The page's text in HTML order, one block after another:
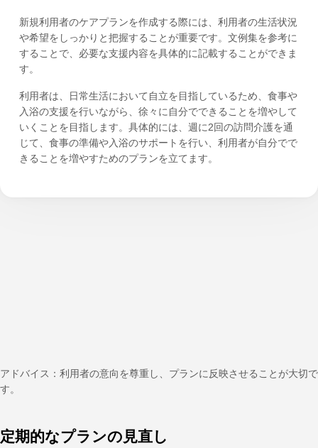
新規利用者のケアプランを作成する際には、利用者の生活状況
や希望をしっかりと把握することが重要です。文例集を参考に
することで、必要な支援内容を具体的に記載することができま
す。
利用者は、日常生活において自立を目指しているため、食事や
入浴の支援を行いながら、徐々に自分でできることを増やして
いくことを目指します。具体的には、週に2回の訪問介護を通
じて、食事の準備や入浴のサポートを行い、利用者が自分でで
きることを増やすためのプランを立てます。
アドバイス：利用者の意向を尊重し、プランに反映させることが大切で
す。
定期的なプランの見直し